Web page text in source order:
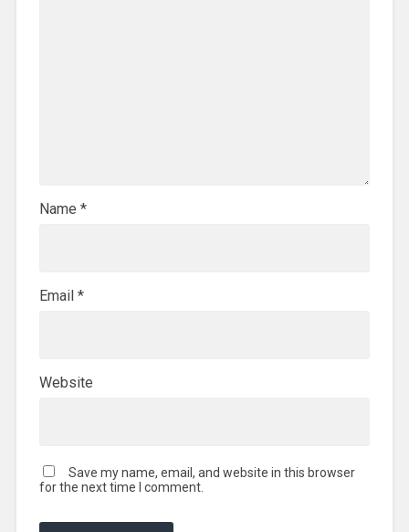
Name *
Email *
Website
Save my name, email, and website in this browser
for the next time I comment.